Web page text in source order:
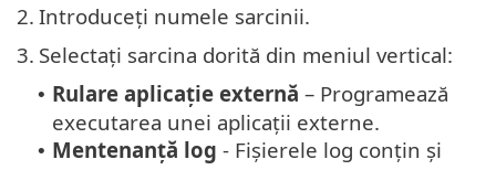
2. Introduceți numele sarcinii.
3. Selectați sarcina dorită din meniul vertical:
• Rulare aplicație externă – Programează
executarea unei aplicații externe.
• Mentenanță log - Fișierele log conțin și